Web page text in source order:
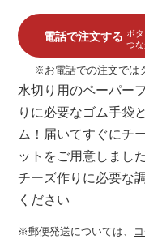
電話で注文する ボ
つ
※お電話での注文では
水切り用のペーパー
りに必要なゴム手袋
ム！届いてすぐにチ
ットをご用意しました
チーズ作りに必要な
ください
※郵便発送については、